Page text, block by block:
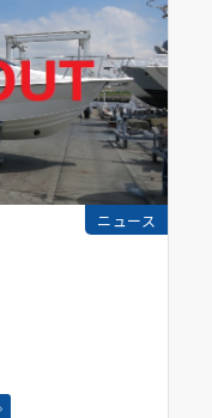
ニュース